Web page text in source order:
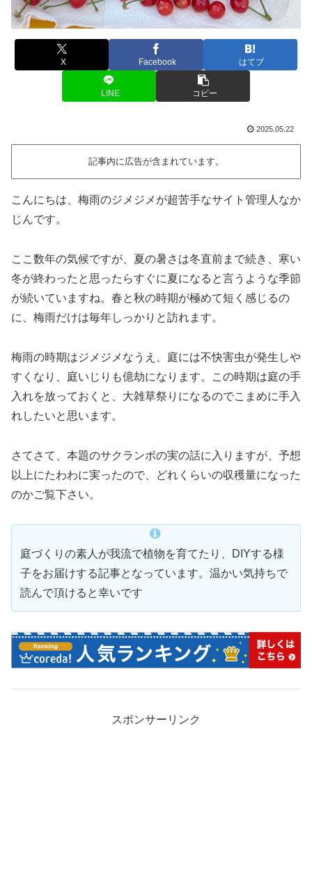
X Facebook はてブ
LINE コピー
2025.05.22
記事内に広告が含まれています。
こんにちは、梅雨のジメジメが超苦手なサイト管理人なか
じんです。
ここ数年の気候ですが、夏の暑さは冬直前まで続き、寒い
冬が終わったと思ったらすぐに夏になると言うような季節
が続いていますね。春と秋の時期が極めて短く感じるの
に、梅雨だけは毎年しっかりと訪れます。
梅雨の時期はジメジメなうえ、庭には不快害虫が発生しや
すくなり、庭いじりも億劫になります。この時期は庭の手
入れを放っておくと、大雑草祭りになるのでこまめに手入
れしたいと思います。
さてさて、本題のサクランボの実の話に入りますが、予想
以上にたわわに実ったので、どれくらいの収穫量になった
のかご覧下さい。
庭づくりの素人が我流で植物を育てたり、DIYする様
子をお届けする記事となっています。温かい気持ちで
読んで頂けると幸いです
スポンサーリンク